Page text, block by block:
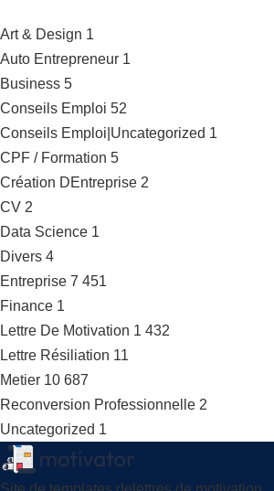
Art & Design 1
Auto Entrepreneur 1
Business 5
Conseils Emploi 52
Conseils Emploi|Uncategorized 1
CPF / Formation 5
Création DEntreprise 2
CV 2
Data Science 1
Divers 4
Entreprise 7 451
Finance 1
Lettre De Motivation 1 432
Lettre Résiliation 11
Metier 10 687
Reconversion Professionnelle 2
Uncategorized 1